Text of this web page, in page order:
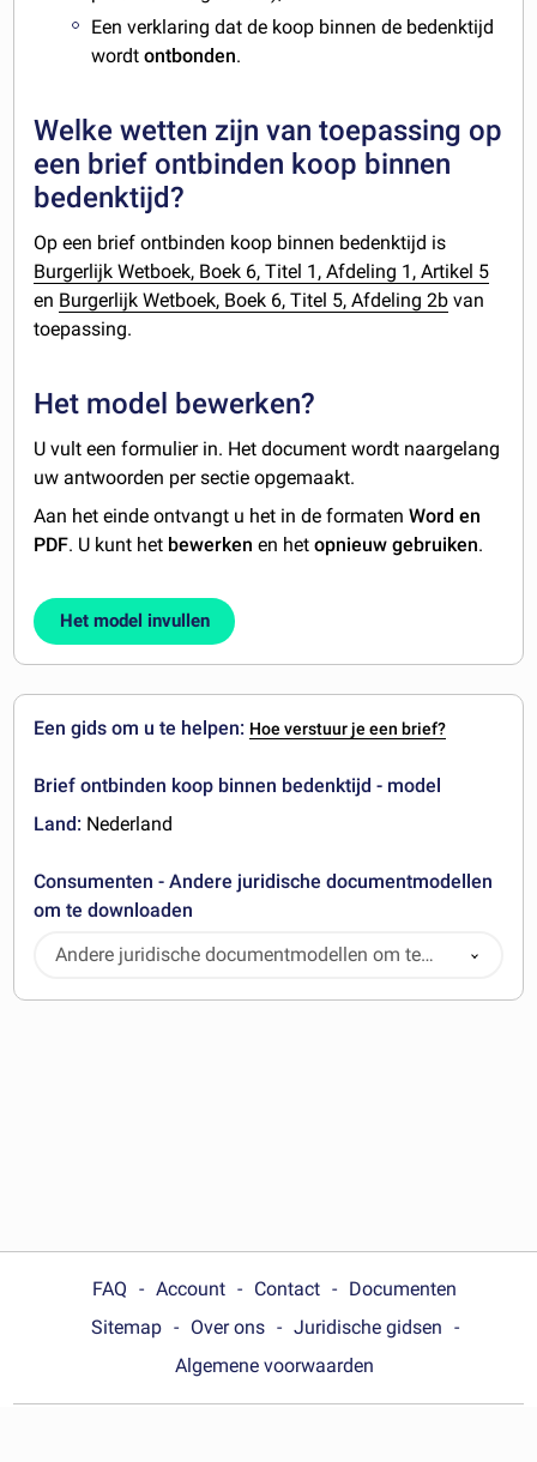
Een verklaring dat de koop binnen de bedenktijd
wordtontbonden.
Welke wetten zijn van toepassing op
een brief ontbinden koop binnen
bedenktijd?
Op een brief ontbinden koop binnen bedenktijd is
Burgerlijk Wetboek, Boek 6, Titel 1, Afdeling 1, Artikel 5
en Burgerlijk Wetboek, Boek 6, Titel 5, Afdeling 2b van
toepassing.
Het model bewerken?
U vult een formulier in. Het document wordt naargelang
uw antwoorden per sectie opgemaakt.
Aan het einde ontvangt u het in de formatenWord en
PDF. U kunt het bewerken en hetopnieuw gebruiken.
Het model invullen
Een gids om u te helpen: Hoe verstuur je een brief?
Brief ontbinden koop binnen bedenktijd - model
Land: Nederland
Consumenten - Andere juridische documentmodellen
om te downloaden
Andere juridische documentmodellen om te
downloaden
FAQ Account Contact
Documenten
Sitemap
Over ons
Juridische gidsen
Algemene voorwaarden